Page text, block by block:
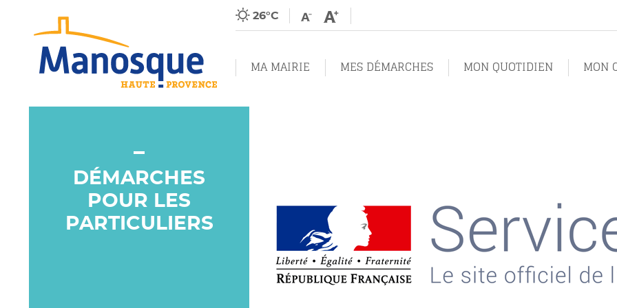
26°C
Diminuer
la
texte
Augmenter
MA MAIRIE MES DÉMARCHES MON QUOTIDIEN MON
DÉMARCHES
POUR LES
PARTICULIERS